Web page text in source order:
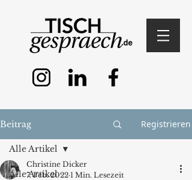
Beitrag Registrieren
Alle Artikel
Alle Artikel
Christine Dicker
7. Feb. 2022 1 Min. Lesezeit